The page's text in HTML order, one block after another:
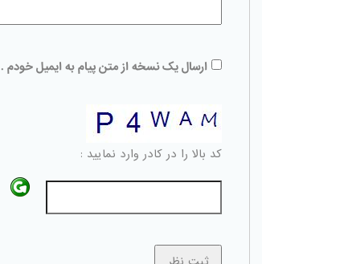
ارسال یک نسخه از متن پیام به ایمیل خودم .
کد بالا را در کادر وارد نمایید :